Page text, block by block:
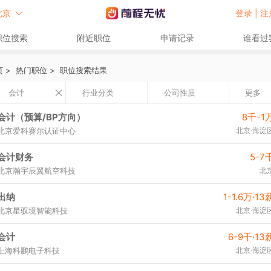
京 登录 | 注
位搜索 附近职位 申请记录 谁看过
> 热门职位 > 职位搜索结果
会计 行业分类 公司性质 更多
计（预算/BP方向） 8千-1
京爱科赛尔认证中心 北京·海淀
计财务 5-7
京瀚宇辰翼航空科技 北
纳 1-1.6万·13
京星驭境智能科技 北京·海淀
计 6-9千·13
海科鹏电子科技 北京·海淀